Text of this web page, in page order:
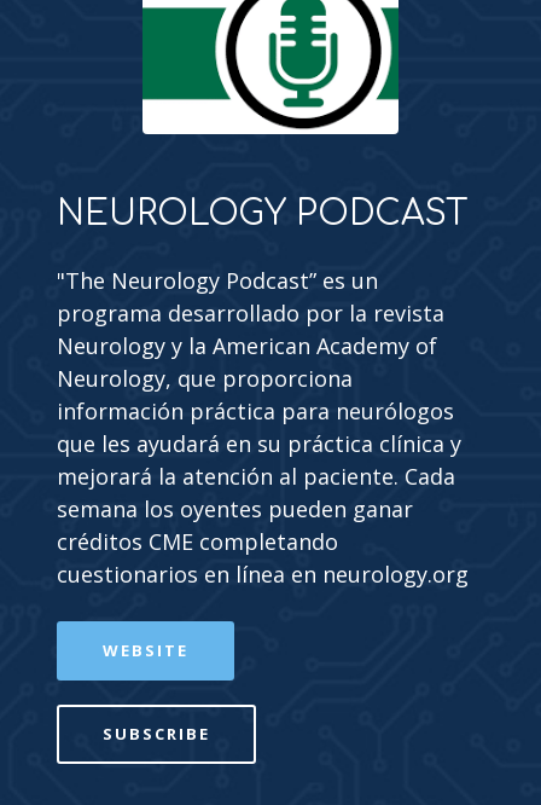
NEUROLOGY PODCAST
"The Neurology Podcast” es un
programa desarrollado por la revista
Neurology y la American Academy of
Neurology, que proporciona
información práctica para neurólogos
que les ayudará en su práctica clínica y
mejorará la atención al paciente. Cada
semana los oyentes pueden ganar
créditos CME completando
cuestionarios en línea en neurology.org
WEBSITE
SUBSCRIBE